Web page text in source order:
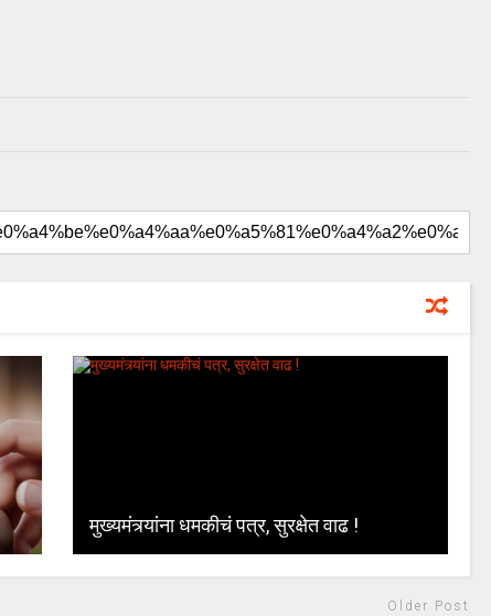
मुख्यमंत्र्यांना धमकीचं पत्र, सुरक्षेत वाढ !
Older Post